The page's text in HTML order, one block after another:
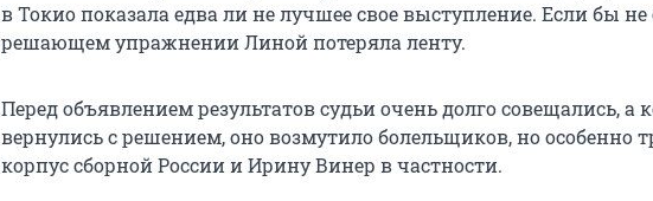
в Токио показала едва ли не лучшее свое выступление. Если бы
решающем упражнении Линой потеряла ленту.
Перед объявлением результатов судьи очень долго совещались, а
вернулись с решением, оно возмутило болельщиков, но особенно
корпус сборной России и Ирину Винер в частности.